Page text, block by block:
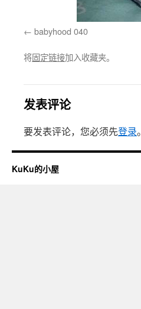
babyhood 040
将固定链接加入收藏夹。
发表评论
要发表评论，您必须先登录。
KuKu的小屋